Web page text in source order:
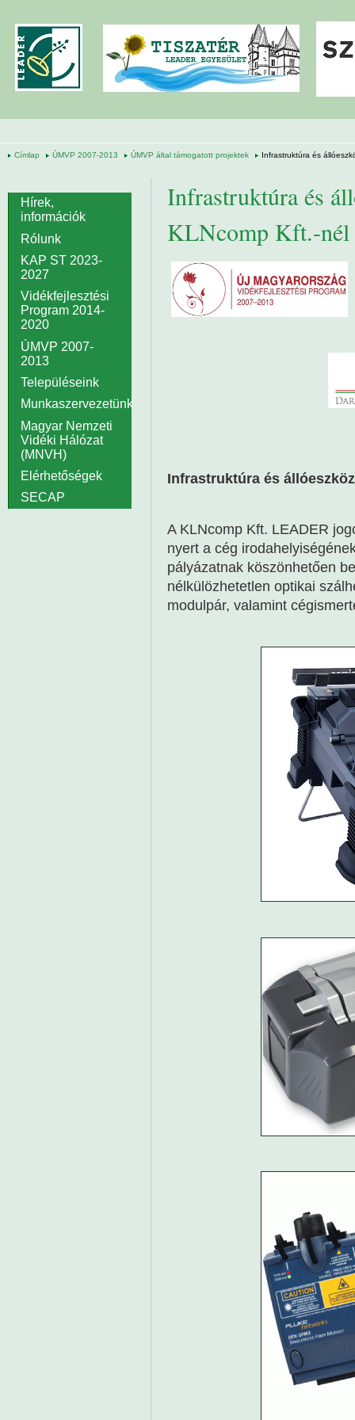
Címlap ÚMVP 2007-2013 ÚMVP által támogatott projektek Infrastruktúra és
Infrastruktúra és
KLNcomp Kft.-nél
Infrastruktúra és
A KLNcomp Kft. LEADER
nyert a cég
pályázatnak köszönhetően
nélkülözhetetlen optikai
modulpár, valamint
Hírek,
információk
Rólunk
KAP ST 2023-
2027
Vidékfejlesztési
Program 2014-
2020
ÚMVP 2007-
2013
Településeink
Munkaszervezetünk
Magyar Nemzeti
Vidéki Hálózat
(MNVH)
Elérhetőségek
SECAP